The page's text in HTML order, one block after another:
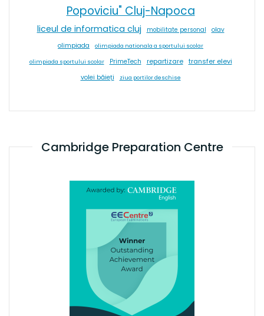
Popoviciu" Cluj-Napoca
liceul de informatica cluj mobilitate personal
olav
olimpiada
olimpiada nationala a sportului scolar
olimpiada sportului scolar PrimeTech repartizare transfer elevi
volei băieți ziua portilor deschise
Cambridge Preparation Centre